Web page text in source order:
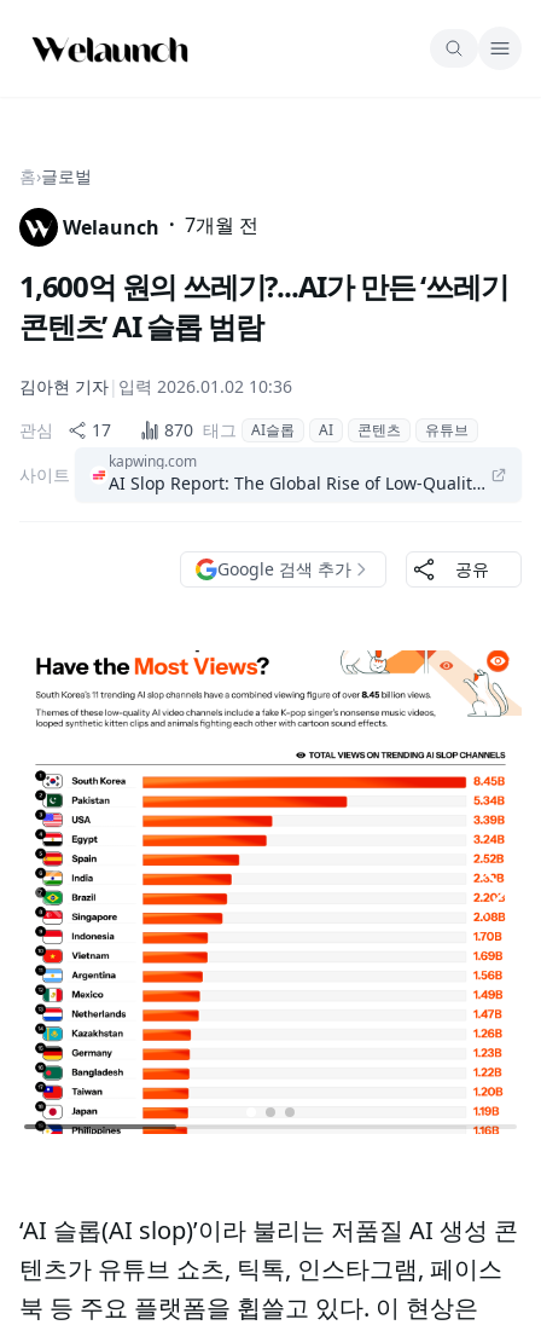
홈›글로벌
Welaunch · 7개월 전
1,600억 원의 쓰레기?...AI가 만든 ‘쓰레기
콘텐츠’ AI 슬롭 범람
김아현 기자| 입력 2026.01.02 10:36
관심
17 870 태그 AI슬롭 AI 콘텐츠 유튜브
사이트
kapwing.com
AI Slop Report: The Global Rise of Low-Quality AI
Google 검색 추가 공유
‘AI 슬롭(AI slop)’이라 불리는 저품질 AI 생성 콘
텐츠가 유튜브 쇼츠, 틱톡, 인스타그램, 페이스
북 등 주요 플랫폼을 휩쓸고 있다. 이 현상은